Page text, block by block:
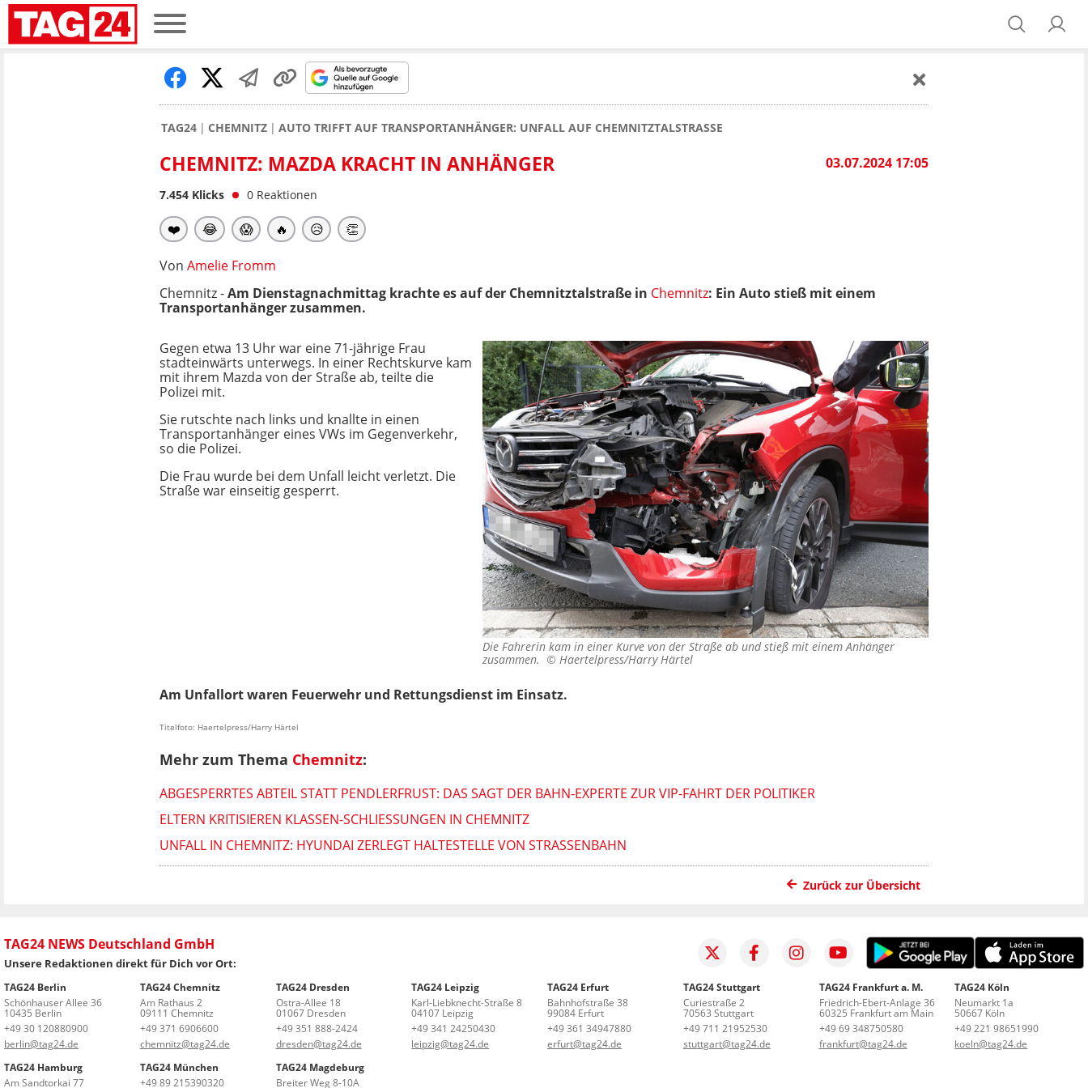
TAG24 CHEMNITZ AUTO TRIFFT AUF TRANSPORTANHÄNGER: UNFALL AUF CHEMNITZTALSTRASSE
03.07.2024 17:05
CHEMNITZ: MAZDA KRACHT IN ANHÄNGER
7.454 Klicks 0 Reaktionen
❤️ 😂 😱 🔥 😥 👏
Von Amelie Fromm
Chemnitz -Am Dienstagnachmittag krachte es auf der Chemnitztalstraße in Chemnitz: Ein Auto stieß mit einem
Transportanhänger zusammen.
Die Fahrerin kam in einer Kurve von der Straße ab und stieß mit einem Anhänger
zusammen. © Haertelpress/Harry Härtel
Gegen etwa 13 Uhr war eine 71-jährige Frau
stadteinwärts unterwegs. In einer Rechtskurve kam
mit ihrem Mazda von der Straße ab, teilte die
Polizei mit.
Sie rutschte nach links und knallte in einen
Transportanhänger eines VWs im Gegenverkehr,
so die Polizei.
Die Frau wurde bei dem Unfall leicht verletzt. Die
Straße war einseitig gesperrt.
Am Unfallort waren Feuerwehr und Rettungsdienst im Einsatz.
Titelfoto: Haertelpress/Harry Härtel
Mehr zum Thema Chemnitz:
ABGESPERRTES ABTEIL STATT PENDLERFRUST: DAS SAGT DER BAHN-EXPERTE ZUR VIP-FAHRT DER POLITIKER
ELTERN KRITISIEREN KLASSEN-SCHLIESSUNGEN IN CHEMNITZ
UNFALL IN CHEMNITZ: HYUNDAI ZERLEGT HALTESTELLE VON STRASSENBAHN
Zurück zur Übersicht
TAG24 NEWS Deutschland GmbH
Unsere Redaktionen direkt für Dich vor Ort:
TAG24 Berlin
Schönhauser Allee 36
10435 Berlin
+49 30 120880900
berlin@tag24.de
TAG24 Chemnitz
Am Rathaus 2
09111 Chemnitz
+49 371 6906600
chemnitz@tag24.de
TAG24 Dresden
Ostra-Allee 18
01067 Dresden
+49 351 888-2424
dresden@tag24.de
TAG24 Leipzig
Karl-Liebknecht-Straße 8
04107 Leipzig
+49 341 24250430
leipzig@tag24.de
TAG24 Erfurt
Bahnhofstraße 38
99084 Erfurt
+49 361 34947880
erfurt@tag24.de
TAG24 Stuttgart
Curiestraße 2
70563 Stuttgart
+49 711 21952530
stuttgart@tag24.de
TAG24 Frankfurt a. M.
Friedrich-Ebert-Anlage 36
60325 Frankfurt am Main
+49 69 348750580
frankfurt@tag24.de
TAG24 Köln
Neumarkt 1a
50667 Köln
+49 221 98651990
koeln@tag24.de
TAG24 Hamburg
Am Sandtorkai 77
TAG24 München
+49 89 215390320
TAG24 Magdeburg
Breiter Weg 8-10A